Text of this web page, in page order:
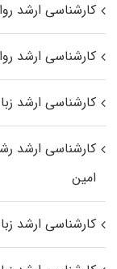
کارشناسی ارشد
کارشناسی ارشد
کارشناسی ارشد
کارشناسی ارشد
اﻣﻴﻦ
کارشناسی ارشد